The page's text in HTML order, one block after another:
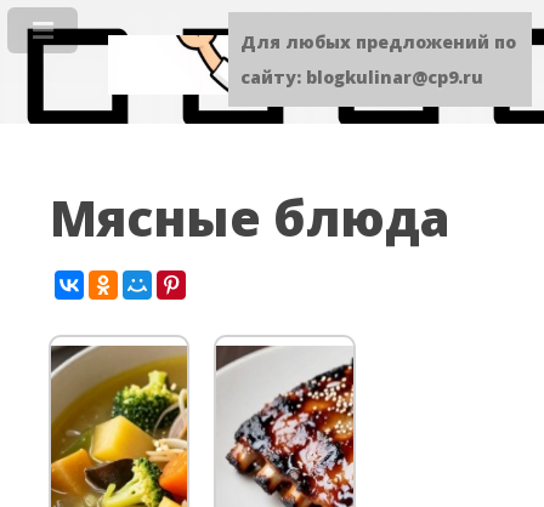
Мясные блюда
Для любых предложений по
сайту: blogkulinar@cp9.ru